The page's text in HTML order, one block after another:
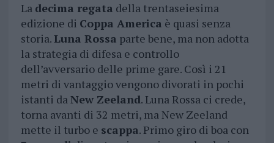
La decima regata della trentaseiesima
edizione di Coppa America è quasi senza
storia.Luna Rossa parte bene, ma non adotta
la strategia di difesa e controllo
dell’avversario delle prime gare. Così i 21
metri di vantaggio vengono divorati in pochi
istanti daNew Zeeland. Luna Rossa ci crede,
torna avanti di 32 metri, ma New Zeeland
mette il turbo e scappa. Primo giro di boa con